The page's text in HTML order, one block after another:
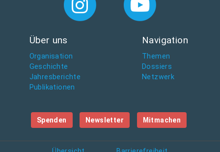
Über uns
Organisation
Geschichte
Jahresberichte
Publikationen
Navigation
Themen
Dossiers
Netzwerk
Spenden Newsletter Mitmachen